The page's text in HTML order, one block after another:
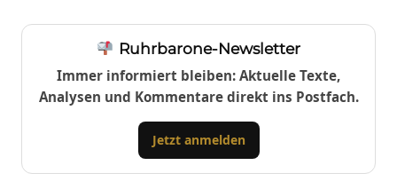
Ruhrbarone-Newsletter
Immer informiert bleiben: Aktuelle Texte,
Analysen und Kommentare direkt ins Postfach.
Jetzt anmelden